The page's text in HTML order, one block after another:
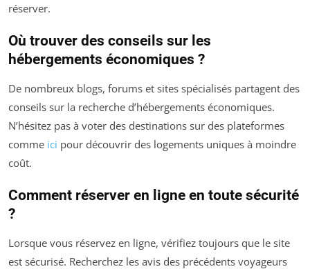
réserver.
Où trouver des conseils sur les
hébergements économiques ?
De nombreux blogs, forums et sites spécialisés partagent des
conseils sur la recherche d’hébergements économiques.
N’hésitez pas à voter des destinations sur des plateformes
comme ici pour découvrir des logements uniques à moindre
coût.
Comment réserver en ligne en toute sécurité
?
Lorsque vous réservez en ligne, vérifiez toujours que le site
est sécurisé. Recherchez les avis des précédents voyageurs